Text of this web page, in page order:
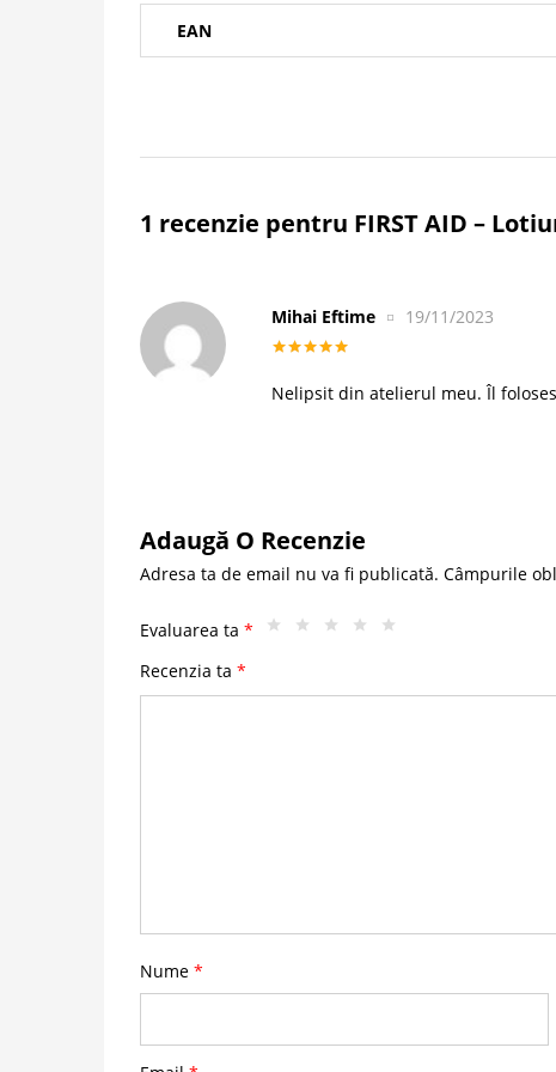
EAN
1 recenzie pentru FIRST AID –
din 5
Mihai Eftime 19/11/2023
Nelipsit din atelierul meu. Îl
Adaugă O Recenzie
Adresa ta de email nu va fi publicată. Câmpurile
Evaluarea ta *
Recenzia ta *
Nume *